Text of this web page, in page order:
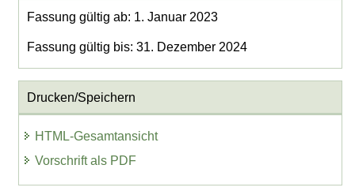
Fassung gültig ab: 1. Januar 2023
Fassung gültig bis: 31. Dezember 2024
Drucken/Speichern
HTML-Gesamtansicht
Vorschrift als PDF